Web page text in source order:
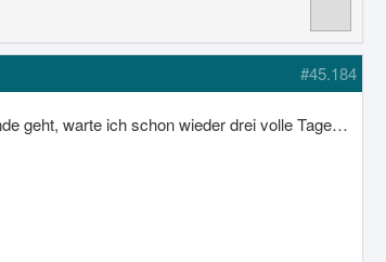
#45.184
geht, warte ich schon wieder drei volle Tage…